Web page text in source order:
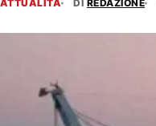
ATTUALITÀ DI REDAZIONE